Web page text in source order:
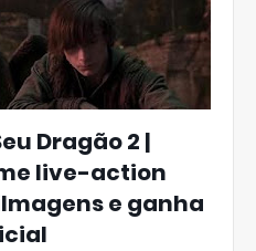
Dragão 2 |
live-action
e ganha